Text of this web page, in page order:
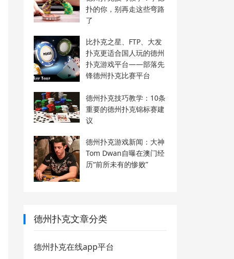
扑的你，别再走这些弯路
了
比扑克之星、FTP、大发
扑克更适合国人玩的德州
扑克游戏平台——部落先
锋德州扑克比赛平台
德州扑克技巧教学：10条
重要的德州扑克锦标赛建
议
德州扑克游戏新闻：大神
Tom Dwan自曝在澳门经
历“前所未有的惨败”
德州扑克文章分类
德州扑克在线app平台